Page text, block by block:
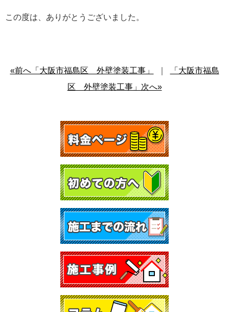
この度は、ありがとうございました。
«前へ「大阪市福島区 外壁塗装工事」
「大阪市福島
区 外壁塗装工事」次へ»